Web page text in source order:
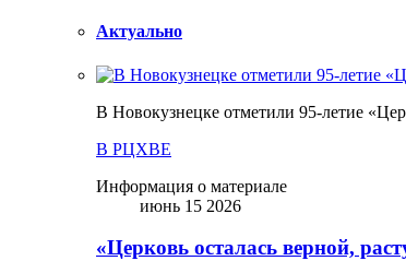
Актуально
В Новокузнецке отметили 95-летие
В РЦХВЕ
Информация о материале
июнь 15 2026
«Церковь осталась верной,